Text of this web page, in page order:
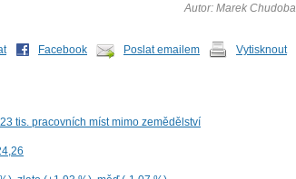
Autor: Marek Chudoba
Facebook Poslat emailem Vytisknout
tis. pracovních míst mimo zemědělství